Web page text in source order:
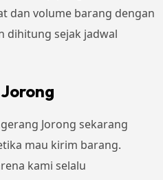
dan volume barang dengan
dihitung sejak jadwal
Jorong sekarang
mau kirim barang.
kami selalu